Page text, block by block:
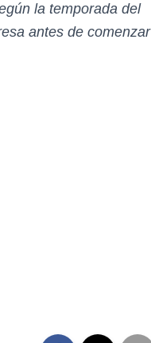
la temporada del
antes de comenzar